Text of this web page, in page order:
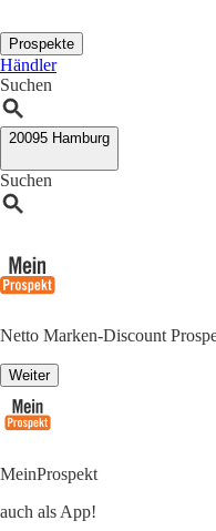
Prospekte
Händler
Suchen
20095 Hamburg
Suchen
Netto Marken-Discount
Weiter
MeinProspekt
auch als App!